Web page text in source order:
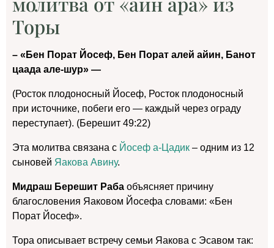
Торы
– «Бен Порат Йосеф, Бен Порат алей айин, Банот
цаада але-шур» —
(Росток плодоносный Йосеф, Росток плодоносный
при источнике, побеги его — каждый через ограду
переступает). (Берешит 49:22)
Эта молитва связана с Йосеф а-Цадик – одним из 12
сыновей Яакова Авину.
Мидраш Берешит Раба объясняет причину
благословения Яаковом Йосефа словами: «Бен
Порат Йосеф».
Тора описывает встречу семьи Яакова с Эсавом так: